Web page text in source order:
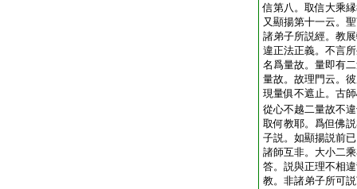
信第八。取信大乘
又顯揚第十一云。
諸弟子所説經。教
違正法正義。不言
名爲量故。量即有
量故。故理門云。
現量俱不遮止。古
從心不越二量故不
取何教耶。爲但佛
子説。如顯揚説前
諸師互非。大小二
答。説與正理不相
教。非諸弟子所可